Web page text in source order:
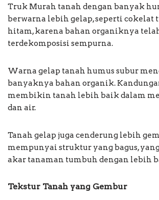
Truk Murah tanah dengan banyak
berwarna lebih gelap, seperti cokelat
hitam, karena bahan organiknya
terdekomposisi sempurna.
Warna gelap tanah humus subur
banyaknya bahan organik.
membikin tanah lebih baik dalam
dan air.
Tanah gelap juga cenderung lebih
mempunyai struktur yang bagus,
akar tanaman tumbuh dengan lebih
Tekstur Tanah yang Gembur